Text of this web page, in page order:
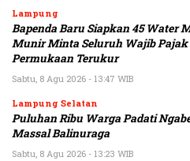
Lampung
Bapenda Baru Siapkan 45 Water
Munir Minta Seluruh Wajib
Permukaan Terukur
Sabtu, 8 Agu 2026 - 13:47 WIB
Lampung Selatan
Puluhan Ribu Warga Padati
Massal Balinuraga
Sabtu, 8 Agu 2026 - 13:23 WIB